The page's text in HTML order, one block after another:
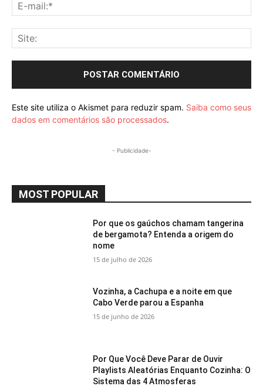
Este site utiliza o Akismet para reduzir spam. Saiba como seus
dados em comentários são processados.
- Publicidade-
MOST POPULAR
Por que os gaúchos chamam tangerina
de bergamota? Entenda a origem do
nome
15 de julho de 2026
Vozinha, a Cachupa e a noite em que
Cabo Verde parou a Espanha
15 de junho de 2026
Por Que Você Deve Parar de Ouvir
Playlists Aleatórias Enquanto Cozinha: O
Sistema das 4 Atmosferas